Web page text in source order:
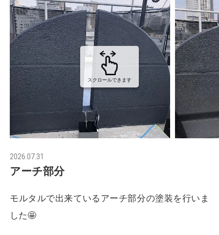
スクロールできます
2026.07.31
アーチ部分
モルタルで出来ているアーチ部分の塗装を行いま
した🤩